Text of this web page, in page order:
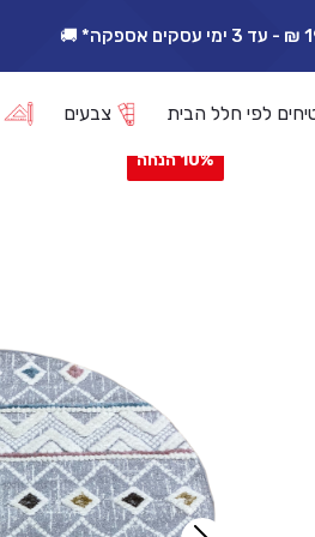
עסקים 🔁
לפי חלל הבית צבעים
10% הנחה